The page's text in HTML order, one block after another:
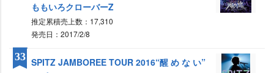
ももいろクローバーZ
推定累積売上数：17,310
発売日：2017/2/8
SPITZ JAMBOREE TOUR 2016“醒 め な い”
33